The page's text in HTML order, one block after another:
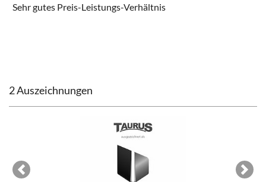
Sehr gutes Preis-Leistungs-Verhältnis
2 Auszeichnungen
Previous Next